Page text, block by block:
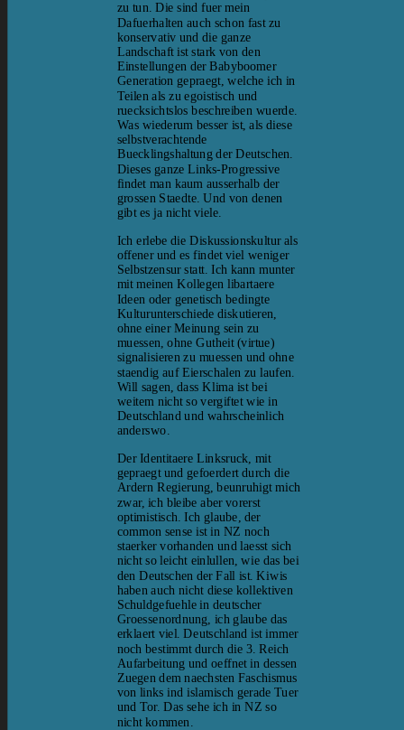
zu tun. Die sind fuer mein
Dafuerhalten auch schon fast zu
konservativ und die ganze
Landschaft ist stark von den
Einstellungen der Babyboomer
Generation gepraegt, welche ich in
Teilen als zu egoistisch und
ruecksichtslos beschreiben wuerde.
Was wiederum besser ist, als diese
selbstverachtende
Buecklingshaltung der Deutschen.
Dieses ganze Links-Progressive
findet man kaum ausserhalb der
grossen Staedte. Und von denen
gibt es ja nicht viele.
Ich erlebe die Diskussionskultur als
offener und es findet viel weniger
Selbstzensur statt. Ich kann munter
mit meinen Kollegen libartaere
Ideen oder genetisch bedingte
Kulturunterschiede diskutieren,
ohne einer Meinung sein zu
muessen, ohne Gutheit (virtue)
signalisieren zu muessen und ohne
staendig auf Eierschalen zu laufen.
Will sagen, dass Klima ist bei
weitem nicht so vergiftet wie in
Deutschland und wahrscheinlich
anderswo.
Der Identitaere Linksruck, mit
gepraegt und gefoerdert durch die
Ardern Regierung, beunruhigt mich
zwar, ich bleibe aber vorerst
optimistisch. Ich glaube, der
common sense ist in NZ noch
staerker vorhanden und laesst sich
nicht so leicht einlullen, wie das bei
den Deutschen der Fall ist. Kiwis
haben auch nicht diese kollektiven
Schuldgefuehle in deutscher
Groessenordnung, ich glaube das
erklaert viel. Deutschland ist immer
noch bestimmt durch die 3. Reich
Aufarbeitung und oeffnet in dessen
Zuegen dem naechsten Faschismus
von links ind islamisch gerade Tuer
und Tor. Das sehe ich in NZ so
nicht kommen.